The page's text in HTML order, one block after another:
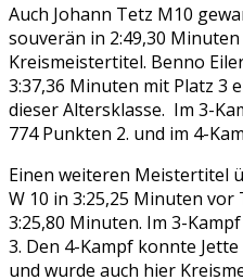
Auch Johann Tetz M10
souverän in 2:49,30
Kreismeistertitel. Benno
3:37,36 Minuten mit Platz 3
dieser Altersklasse. Im 3-
774 Punkten 2. und im 4-
Einen weiteren Meistertitel
W 10 in 3:25,25 Minuten
3:25,80 Minuten. Im 3-
3. Den 4-Kampf konnte
und wurde auch hier